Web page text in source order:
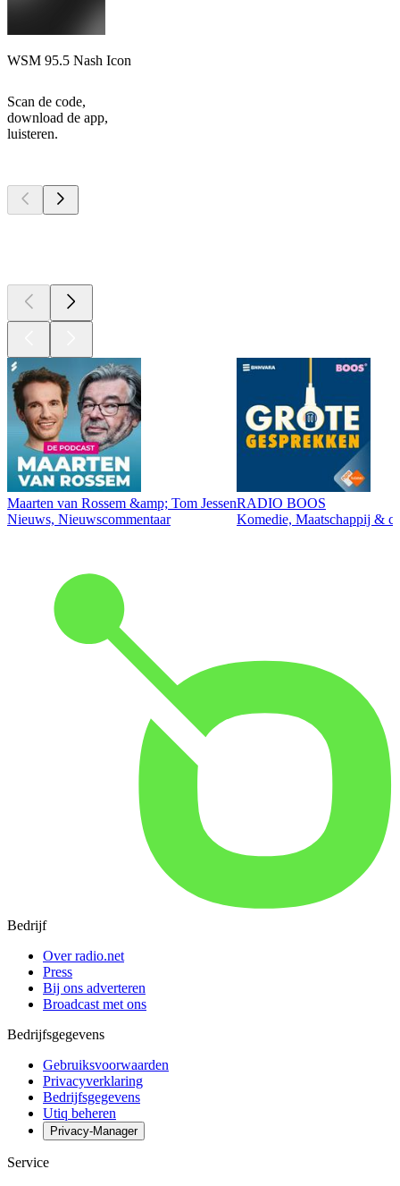
WSM 95.5 Nash Icon
Scan de code,
download de app,
luisteren.
Maarten van Rossem &amp; Tom Jessen
Nieuws, Nieuwscommentaar
RADIO BOOS
Komedie, Maatschappij &
Bedrijf
Over radio.net
Press
Bij ons adverteren
Broadcast met ons
Bedrijfsgegevens
Gebruiksvoorwaarden
Privacyverklaring
Bedrijfsgegevens
Utiq beheren
Privacy-Manager
Service